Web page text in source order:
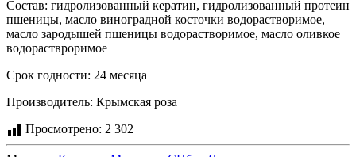
Состав: гидролизованный кератин, гидролизованный протеин
пшеницы, масло виноградной косточки водорастворимое,
масло зародышей пшеницы водорастворимое, масло оливкое
водораствроримое
Срок годности: 24 месяца
Производитель: Крымская роза
Просмотрено: 2 302